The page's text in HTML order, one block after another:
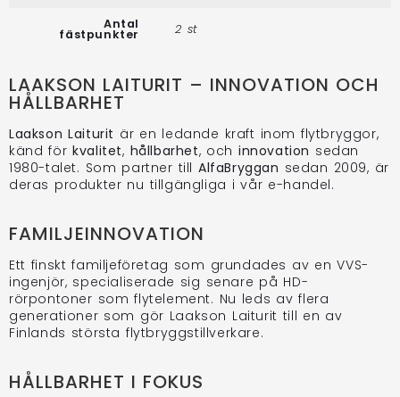
Antal
fästpunkter 2 st
LAAKSON LAITURIT – INNOVATION OCH
HÅLLBARHET
Laakson Laiturit är en ledande kraft inom flytbryggor,
känd förkvalitet, hållbarhet, ochinnovation sedan
1980-talet. Som partner tillAlfaBryggan sedan 2009, är
deras produkter nu tillgängliga i vår e-handel.
FAMILJEINNOVATION
Ett finskt familjeföretag som grundades av en VVS-
ingenjör, specialiserade sig senare på HD-
rörpontoner som flytelement. Nu leds av flera
generationer som gör Laakson Laiturit till en av
Finlands största flytbryggstillverkare.
HÅLLBARHET I FOKUS